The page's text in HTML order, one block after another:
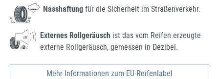
Nasshaftung für die Sicherheit im Straßenverkehr.
Externes Rollgeräusch ist das vom Reifen erzeugte
externe Rollgeräusch, gemessen in Dezibel.
Mehr Informationen zum EU-Reifenlabel